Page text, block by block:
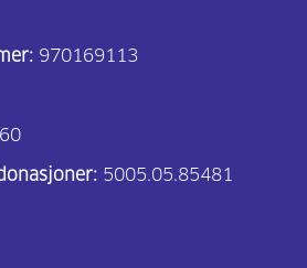
970169113
5005.05.85481